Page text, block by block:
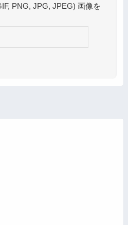
PNG, JPG, JPEG) 画像を